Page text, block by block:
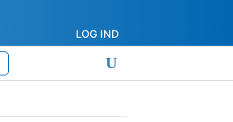
LOG IND